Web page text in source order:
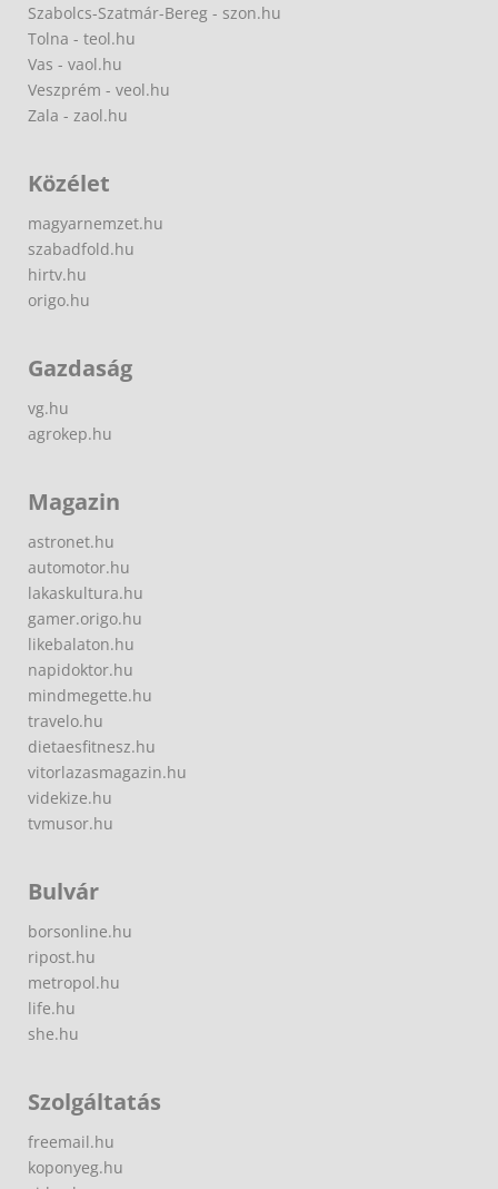
Szabolcs-Szatmár-Bereg - szon.hu
Tolna - teol.hu
Vas - vaol.hu
Veszprém - veol.hu
Zala - zaol.hu
Közélet
magyarnemzet.hu
szabadfold.hu
hirtv.hu
origo.hu
Gazdaság
vg.hu
agrokep.hu
Magazin
astronet.hu
automotor.hu
lakaskultura.hu
gamer.origo.hu
likebalaton.hu
napidoktor.hu
mindmegette.hu
travelo.hu
dietaesfitnesz.hu
vitorlazasmagazin.hu
videkize.hu
tvmusor.hu
Bulvár
borsonline.hu
ripost.hu
metropol.hu
life.hu
she.hu
Szolgáltatás
freemail.hu
koponyeg.hu